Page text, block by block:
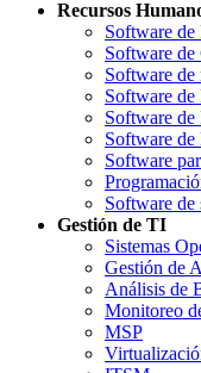
Recursos
Software de
Software
Software de
Software de
Software de
Software
Software
Software de
Gestión de TI
Sistemas
Gestión de
Análisis de
Monitoreo
MSP